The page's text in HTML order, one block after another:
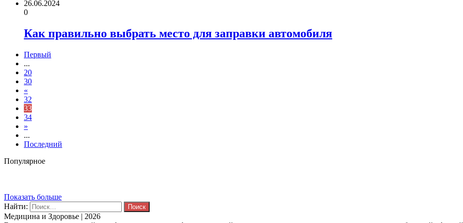
26.06.2024
0
Как правильно выбрать место для заправки автомобиля
Первый
...
20
30
«
32
33
34
»
...
Последний
Популярное
Показать больше
Найти:
Медицина и Здоровье | 2026